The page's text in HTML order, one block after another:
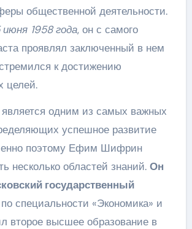
общественной деятельности.
июня 1958 года, он с самого
проявлял заключенный в нем
к достижению
целей.
одним из самых важных
успешное развитие
поэтому Ефим Шифрин
несколько областей знаний. Он
государственный
специальности «Экономика» и
второе высшее образование в